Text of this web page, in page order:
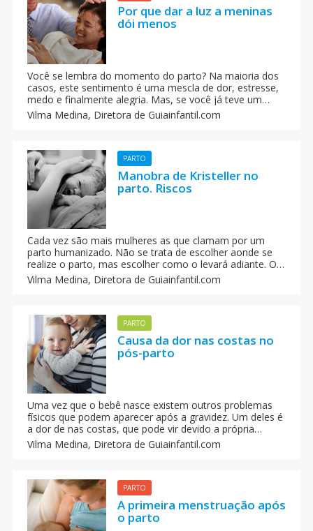
Por que dar a luz a meninas
dói menos
Você se lembra do momento do parto? Na maioria dos
casos, este sentimento é uma mescla de dor, estresse,
medo e finalmente alegria. Mas, se você já teve um
menino e uma menina, lembra-se se foi diferente?
Segundo cientistas da Universidade e o Hospital de San
do que dar a luz a um menino.
Vilma Medina, Diretora de Guiainfantil.com
PARTO
Manobra de Kristeller no
parto. Riscos
Cada vez são mais mulheres as que clamam por um
parto humanizado. Não se trata de escolher aonde se
realize o parto, mas escolher como o levará adiante. O
parto humanizado é aquele em que a mulher pode
decidir, caso se sinta segura e confia em que o pessoal
corpo e a saúde do bebê, já que conhece os riscos de
certas intervenções e não as utilizarão sem justificação
clara.
Vilma Medina, Diretora de Guiainfantil.com
PARTO
Causa da dor nas costas no
pós-parto
Uma vez que o bebê nasce existem outros problemas
físicos que podem aparecer após a gravidez. Um deles é
a dor de nas costas, que pode vir devido a própria
gestação e o peso do bebê durante os nove meses, o
que pode aparecer após o parto. Mas, quais as causas
Vilma Medina, Diretora de Guiainfantil.com
PARTO
A primeira menstruação após
o parto